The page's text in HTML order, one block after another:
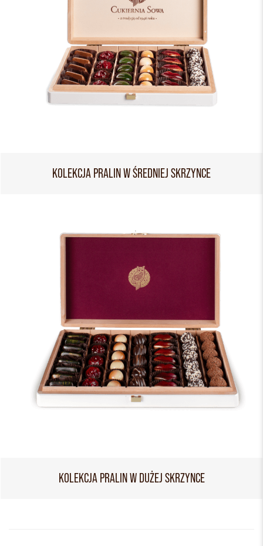
KOLEKCJA PRALIN W ŚREDNIEJ SKRZYNCE
KOLEKCJA PRALIN W DUŻEJ SKRZYNCE